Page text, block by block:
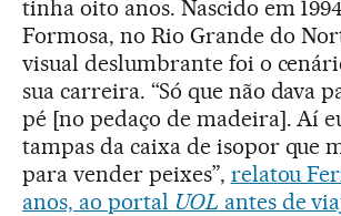
tinha oito anos. Nascido em
Formosa, no Rio Grande do
visual deslumbrante foi o
sua carreira. “Só que não dava
pé [no pedaço de madeira]. Aí
tampas da caixa de isopor que
para vender peixes”, relatou
anos, ao portal UOLantes de